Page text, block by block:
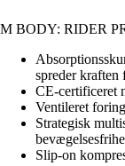
M BODY: RIDER
spreder kraften
CE-certificeret
Ventileret
Strategisk
Slip-on